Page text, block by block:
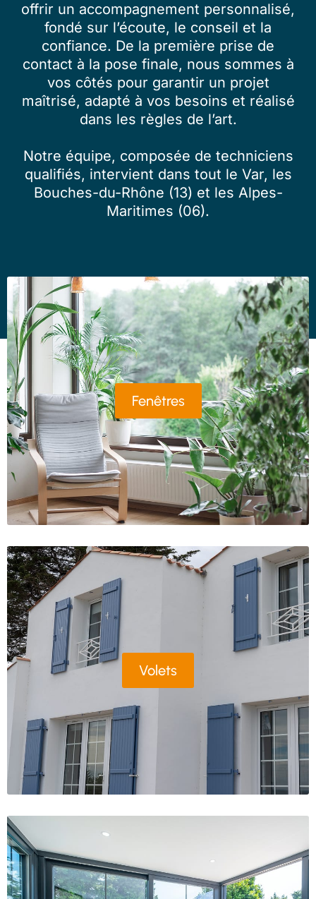
offrir un accompagnement personnalisé,
fondé sur l’écoute, le conseil et la
confiance. De la première prise de
contact à la pose finale, nous sommes à
vos côtés pour garantir un projet
maîtrisé, adapté à vos besoins et réalisé
dans les règles de l’art.
Notre équipe, composée de techniciens
qualifiés, intervient dans tout le Var, les
Bouches-du-Rhône (13) et les Alpes-
Maritimes (06).
Fenêtres
Volets